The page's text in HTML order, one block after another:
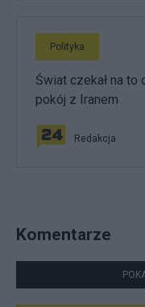
Polityka
Świat czekał na to
pokój z Iranem
Redakcja
Komentarze